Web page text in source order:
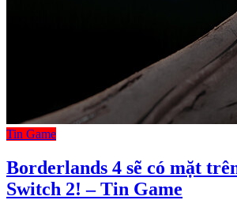
Tin Game
Borderlands 4 sẽ có mặt
Switch 2! – Tin Game